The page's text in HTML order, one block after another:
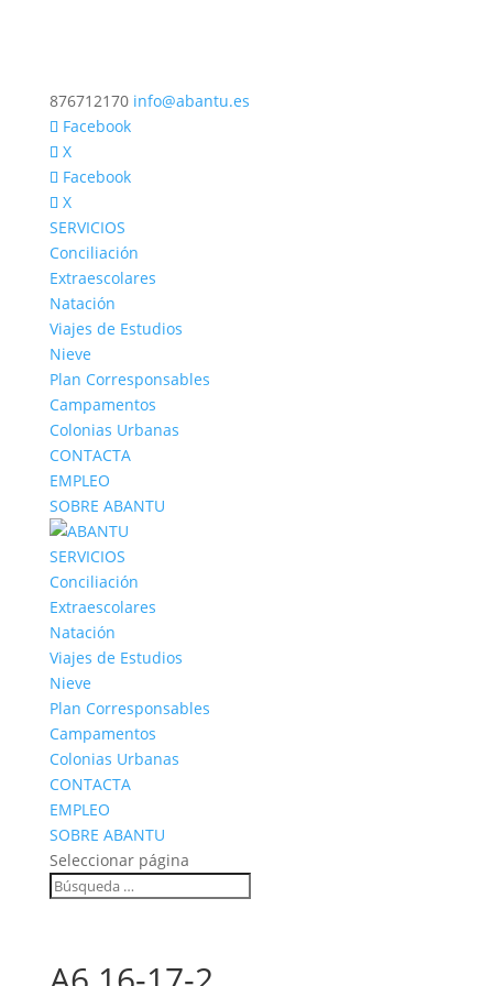
876712170 info@abantu.es
Facebook
X
Facebook
X
SERVICIOS
Conciliación
Extraescolares
Natación
Viajes de Estudios
Nieve
Plan Corresponsables
Campamentos
Colonias Urbanas
CONTACTA
EMPLEO
SOBRE ABANTU
SERVICIOS
Conciliación
Extraescolares
Natación
Viajes de Estudios
Nieve
Plan Corresponsables
Campamentos
Colonias Urbanas
CONTACTA
EMPLEO
SOBRE ABANTU
Seleccionar página